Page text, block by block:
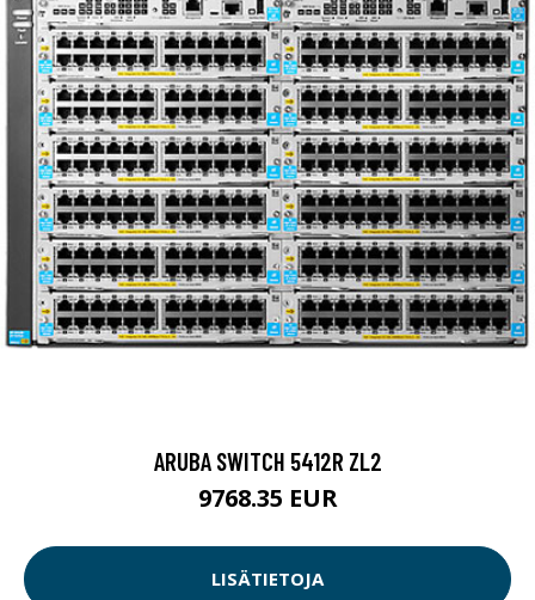
ARUBA SWITCH 5412R ZL2
9768.35 EUR
LISÄTIETOJA